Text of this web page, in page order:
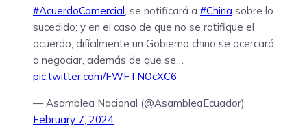
#AcuerdoComercial , se notificará a #China sobre lo
sucedido; y en el caso de que no se ratifique el
acuerdo, difícilmente un Gobierno chino se acercará
a negociar, además de que se…
pic.twitter.com/FWFTNOcXC6
— Asamblea Nacional (@AsambleaEcuador)
February 7, 2024